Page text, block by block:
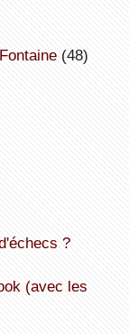
(48)
?